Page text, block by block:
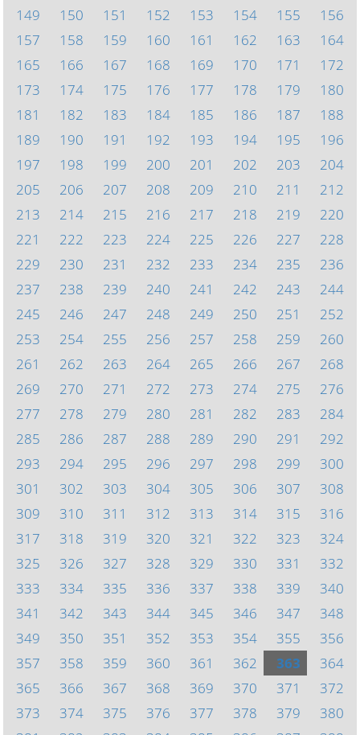
149
150 151 152 153 154 155
156
157
158 159 160 161 162 163
164
165
166 167 168 169 170 171
172
173
174 175 176 177 178 179
180
181
182 183 184 185 186 187
188
189
190 191 192 193 194 195
196
197
198 199 200 201 202 203
204
205
206 207 208 209 210 211
212
213
214 215 216 217 218 219
220
221
222 223 224 225 226 227
228
229
230 231 232 233 234 235
236
237
238 239 240 241 242 243
244
245
246 247 248 249 250 251
252
253
254 255 256 257 258 259
260
261
262 263 264 265 266 267
268
269
270 271 272 273 274 275
276
277
278 279 280 281 282 283
284
285
286 287 288 289 290 291
292
293
294 295 296 297 298 299
300
301
302 303 304 305 306 307
308
309
310 311 312 313 314 315
316
317
318 319 320 321 322 323
324
325
326 327 328 329 330 331
332
333
334 335 336 337 338 339
340
341
342 343 344 345 346 347
348
349
350 351 352 353 354 355
356
357
358 359 360 361 362 363
364
365
366 367 368 369 370 371
372
373
374 375 376 377 378 379
380